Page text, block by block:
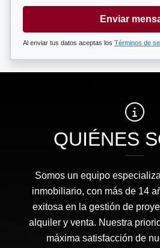
Enviar
Al enviar tus datos aceptas los Términos de
QUIÉNES
Somos un equipo
inmobiliario, con más de 14
exitosa en la gestión de
alquiler y venta. Nuestra
máxima satisfacción de